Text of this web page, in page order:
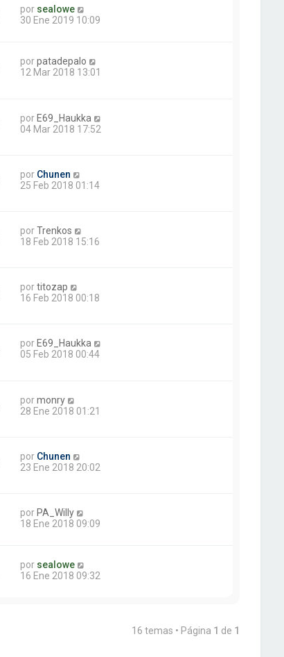
por sealowe
30 Ene 2019 10:09
porpatadepalo
12 Mar 2018 13:01
porE69_Haukka
04 Mar 2018 17:52
por Chunen
25 Feb 2018 01:14
porTrenkos
18 Feb 2018 15:16
portitozap
16 Feb 2018 00:18
por E69_Haukka
05 Feb 2018 00:44
pormonry
28 Ene 2018 01:21
por Chunen
23 Ene 2018 20:02
por PA_Willy
18 Ene 2018 09:09
por sealowe
16 Ene 2018 09:32
16 temas • Página 1 de 1